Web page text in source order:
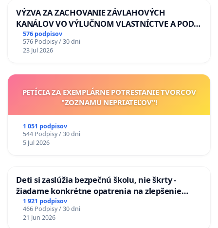
VÝZVA ZA ZACHOVANIE ZÁVLAHOVÝCH
KANÁLOV VO VÝLUČNOM VLASTNÍCTVE A POD
KONTROLOU SLOVENSKEJ REPUBLIKY & žiadosť
na riešenie zanedbaného stavu závlahových a
odvodňovacích kanálov na Slovensku
576 podpisov
576 Podpisy / 30 dni
23 Jul 2026
PETÍCIA ZA EXEMPLÁRNE POTRESTANIE TVORCOV
"ZOZNAMU NEPRIATEĽOV"!
1 051 podpisov
544 Podpisy / 30 dni
5 Jul 2026
Deti si zaslúžia bezpečnú školu, nie škrty -
žiadame konkrétne opatrenia na zlepšenie
situácie v školstve
1 921 podpisov
466 Podpisy / 30 dni
21 Jun 2026